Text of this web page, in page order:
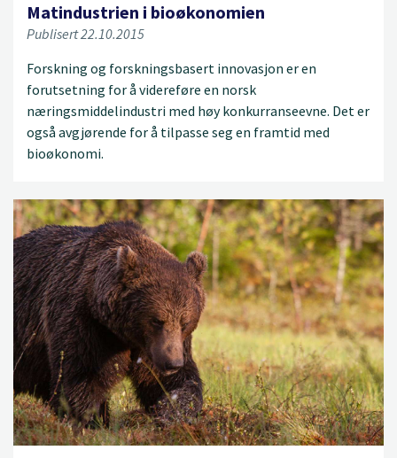
Matindustrien i bioøkonomien
Publisert 22.10.2015
Forskning og forskningsbasert innovasjon er en
forutsetning for å videreføre en norsk
næringsmiddelindustri med høy konkurranseevne. Det er
også avgjørende for å tilpasse seg en framtid med
bioøkonomi.